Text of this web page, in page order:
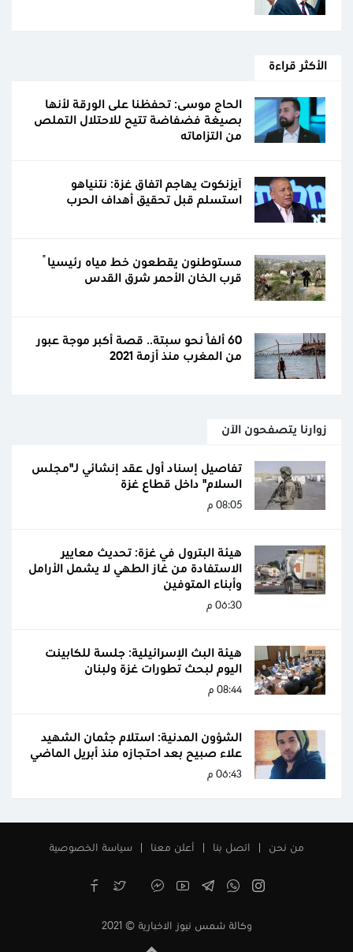
الأكثر قراءة
الحاج موسى: تحفظنا على الورقة لأنها
بصيغة فضفاضة تتيح للاحتلال التملص
من التزاماته
آيزنكوت يهاجم اتفاق غزة: نتنياهو
استسلم قبل تحقيق أهداف الحرب
مستوطنون يقطعون خط مياه رئيسياً
قرب الخان الأحمر شرق القدس
60 ألفًا نحو سبتة.. قصة أكبر موجة عبور
من المغرب منذ أزمة 2021
زوارنا يتصفحون الآن
تفاصيل إسناد أول عقد إنشائي لـ"مجلس
السلام" داخل قطاع غزة
08:05 م
هيئة البترول في غزة: تحديث معايير
الاستفادة من غاز الطهي لا يشمل الأرامل
وأبناء المتوفين
06:30 م
هيئة البث الإسرائيلية: جلسة للكابينت
اليوم لبحث تطورات غزة ولبنان
08:44 م
الشؤون المدنية: استلام جثمان الشهيد
علاء صبيح بعد احتجازه منذ أبريل الماضي
06:43 م
من نحن اتصل بنا أعلن معنا سياسة الخصوصية
وكالة شمس نيوز الاخبارية © 2021